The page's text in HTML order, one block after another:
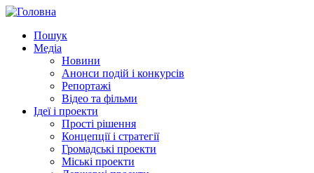
Пошук
Медіа
Новини
Анонси подій і конкурсів
Репортажі
Відео та фільми
Ідеї і проекти
Прості рішення
Концепції і стратегії
Громадські проекти
Міські проекти